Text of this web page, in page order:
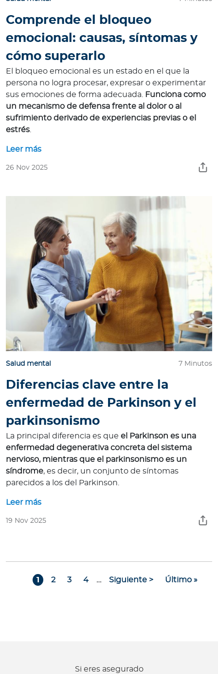
Comprende el bloqueo
emocional: causas, síntomas y
cómo superarlo
El bloqueo emocional es un estado en el que la
persona no logra procesar, expresar o experimentar
sus emociones de forma adecuada. Funciona como
un mecanismo de defensa frente al dolor o al
sufrimiento derivado de experiencias previas o el
estrés.
Leer más
26 Nov 2025
Salud mental 7 Minutos
Diferencias clave entre la
enfermedad de Parkinson y el
parkinsonismo
La principal diferencia es que el Parkinson es una
enfermedad degenerativa concreta del sistema
nervioso, mientras que el parkinsonismo es un
síndrome, es decir, un conjunto de síntomas
parecidos a los del Parkinson.
Leer más
19 Nov 2025
Page
1 Page
2 Page
3 Page
4 … Siguiente página
Siguiente > Última
Último »
Si eres asegurado